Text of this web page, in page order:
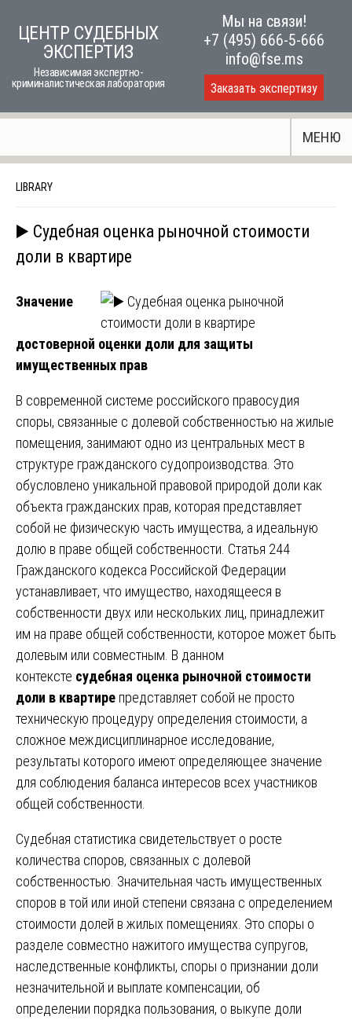
ЦЕНТР СУДЕБНЫХ
ЭКСПЕРТИЗ
Независимая экспертно-
криминалистическая лаборатория
Мы на связи!
+7 (495) 666-5-666
info@fse.ms
Заказать экспертизу
МЕНЮ
LIBRARY
▶️ Судебная оценка рыночной стоимости
доли в квартире
Значение
достоверной оценки доли для защиты
имущественных прав
В современной системе российского правосудия
споры, связанные с долевой собственностью на жилые
помещения, занимают одно из центральных мест в
структуре гражданского судопроизводства. Это
обусловлено уникальной правовой природой доли как
объекта гражданских прав, которая представляет
собой не физическую часть имущества, а идеальную
долю в праве общей собственности. Статья 244
Гражданского кодекса Российской Федерации
устанавливает, что имущество, находящееся в
собственности двух или нескольких лиц, принадлежит
им на праве общей собственности, которое может быть
долевым или совместным. В данном
контексте судебная оценка рыночной стоимости
доли в квартире представляет собой не просто
техническую процедуру определения стоимости, а
сложное междисциплинарное исследование,
результаты которого имеют определяющее значение
для соблюдения баланса интересов всех участников
общей собственности.
Судебная статистика свидетельствует о росте
количества споров, связанных с долевой
собственностью. Значительная часть имущественных
споров в той или иной степени связана с определением
стоимости долей в жилых помещениях. Это споры о
разделе совместно нажитого имущества супругов,
наследственные конфликты, споры о признании доли
незначительной и выплате компенсации, об
определении порядка пользования, о выкупе доли